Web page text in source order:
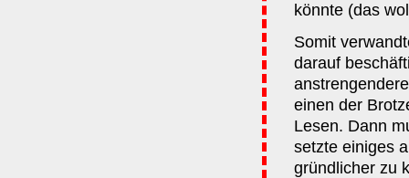
könnte (das
Somit
darauf
einen der
Lesen. Dann
setzte einiges
gründlicher zu